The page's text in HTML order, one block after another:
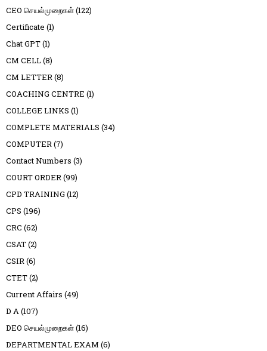
CEO செயல்முறைகள்(122)
Certificate (1)
Chat GPT(1)
CM CELL(8)
CM LETTER(8)
COACHING CENTRE (1)
COLLEGE LINKS (1)
COMPLETE MATERIALS (34)
COMPUTER(7)
Contact Numbers (3)
COURT ORDER(99)
CPD TRAINING (12)
CPS (196)
CRC (62)
CSAT(2)
CSIR(6)
CTET(2)
Current Affairs (49)
D A(107)
DEO செயல்முறைகள்(16)
DEPARTMENTAL EXAM (6)